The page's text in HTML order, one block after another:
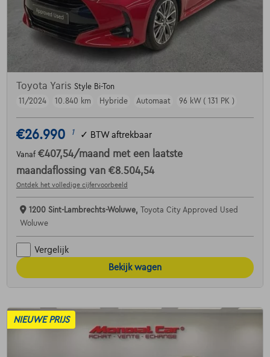
Toyota Yaris Style Bi-Ton
11/2024
10.840 km Hybride Automaat 96 kW ( 131 PK )
€26.990 1 ✓ BTW aftrekbaar
Vanaf €407,54/maand met een laatste
maandaflossing van €8.504,54
Ontdek het volledige cijfervoorbeeld
1200 Sint-Lambrechts-Woluwe,
Toyota City Approved Used
Woluwe
Vergelijk
Bekijk wagen
NIEUWE PRIJS